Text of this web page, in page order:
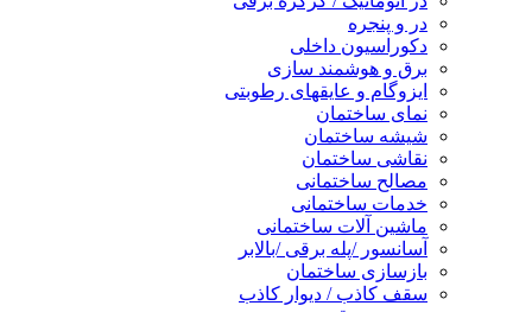
در و پنجره
دکوراسیون داخلی
برق و هوشمند سازی
ایزوگام و عایقهای رطوبتی
نمای ساختمان
شیشه ساختمان
نقاشی ساختمان
مصالح ساختمانی
خدمات ساختمانی
ماشین آلات ساختمانی
آسانسور /پله برقی /بالابر
بازسازی ساختمان
سقف کاذب / دیوار کاذب